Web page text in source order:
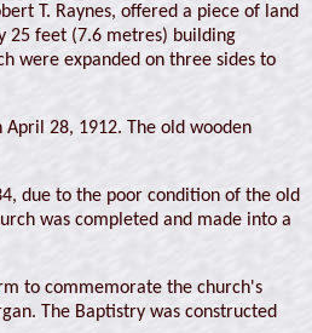
T. Raynes, offered a piece of land
25 feet (7.6 metres) building
were expanded on three sides to
28, 1912. The old wooden
due to the poor condition of the old
was completed and made into a
to commemorate the church's
The Baptistry was constructed